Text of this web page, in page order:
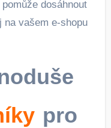
dosáhnout
vašem e-shopu
pro